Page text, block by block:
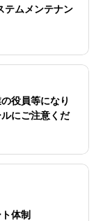
テムメンテナン
役員等になり
にご注意くだ
体制